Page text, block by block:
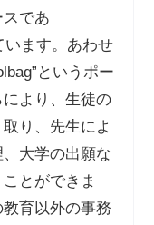
であ
います。あわせ
というポー
より、生徒の
り、先生によ
大学の出願な
とができま
育以外の事務